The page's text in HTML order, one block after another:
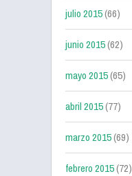
julio 2015(66)
junio 2015(62)
mayo 2015(65)
abril 2015(77)
marzo 2015(69)
febrero 2015(72)